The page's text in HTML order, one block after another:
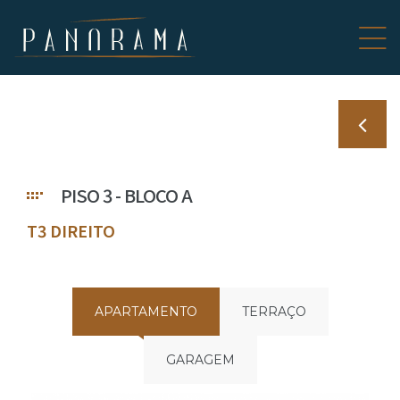
PISO 3 - BLOCO A
T3 DIREITO
APARTAMENTO TERRAÇO
GARAGEM